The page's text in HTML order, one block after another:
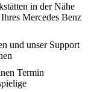
in der Nähe
Mercedes Benz
und unser Support
Termin